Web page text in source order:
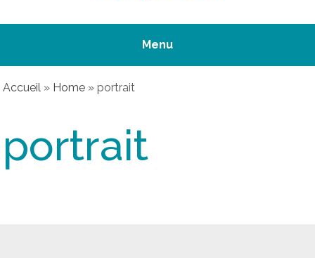
Menu
Accueil » Home »portrait
portrait